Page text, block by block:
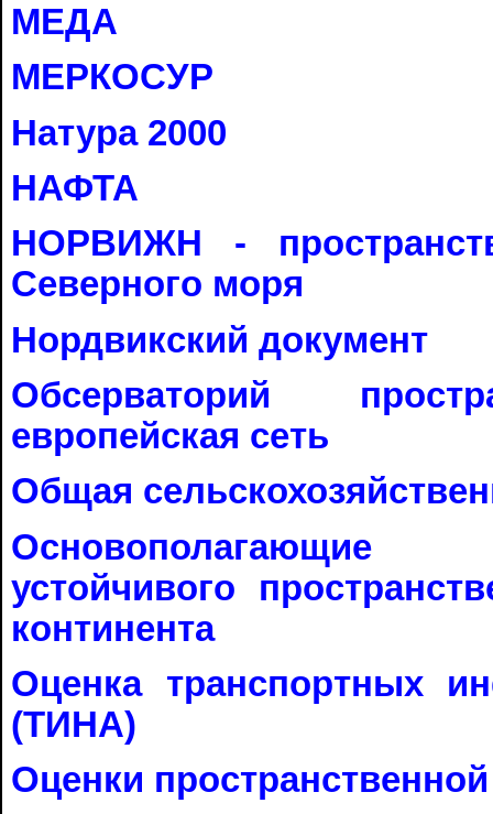
МЕДА
МЕРКОСУР
Натура 2000
НАФТА
НОРВИЖН -
Северного моря
Нордвикский документ
Обсерваторий
европейская сеть
Общая
Основополагающие
устойчивого
континента
Оценка транспортных
(ТИНА)
Оценки